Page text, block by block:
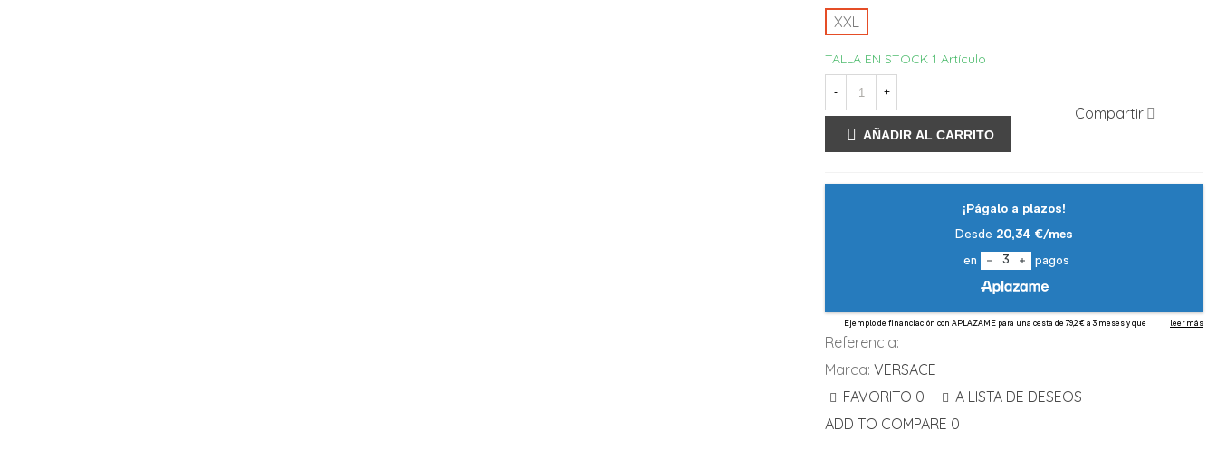
XXL
TALLA EN STOCK 1 Artículo
- +
AÑADIR AL CARRITO
Compartir
Referencia:
Marca: VERSACE
FAVORITO 0
A LISTA DE DESEOS
ADD TO COMPARE 0